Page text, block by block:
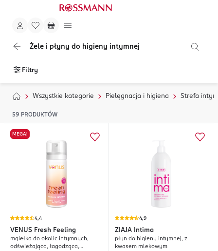
Żele i płyny do higieny intymnej
Filtry
Wszystkie kategorie Pielęgnacja i higiena Strefa
59 PRODUKTÓW
MEGA!
4,4
VENUS Fresh Feeling
mgiełka do okolic intymnych,
odświeżająca, łagodząca,
4,9
ZIAJA Intima
płyn do higieny intymnej, z
kwasem mlekowym